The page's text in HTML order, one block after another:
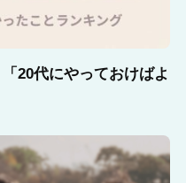
20代にやっておけばよ